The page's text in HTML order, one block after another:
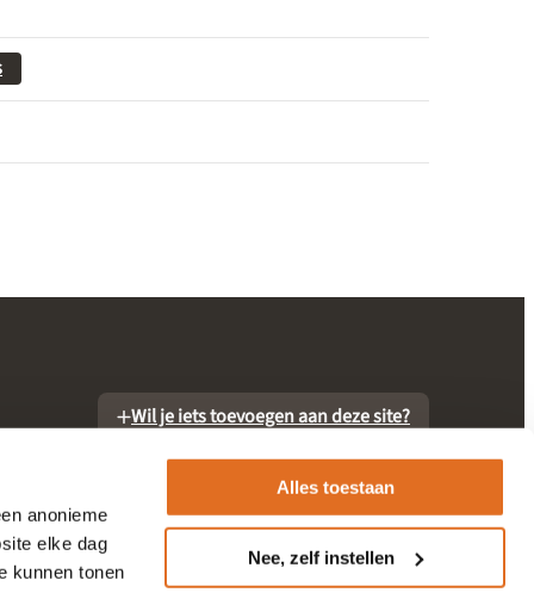
anonieme
elke dag
kunnen tonen
Alles toestaan
Nee, zelf instellen
Wil je iets toevoegen aan deze site?